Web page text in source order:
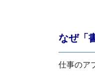
なぜ「
仕事のア